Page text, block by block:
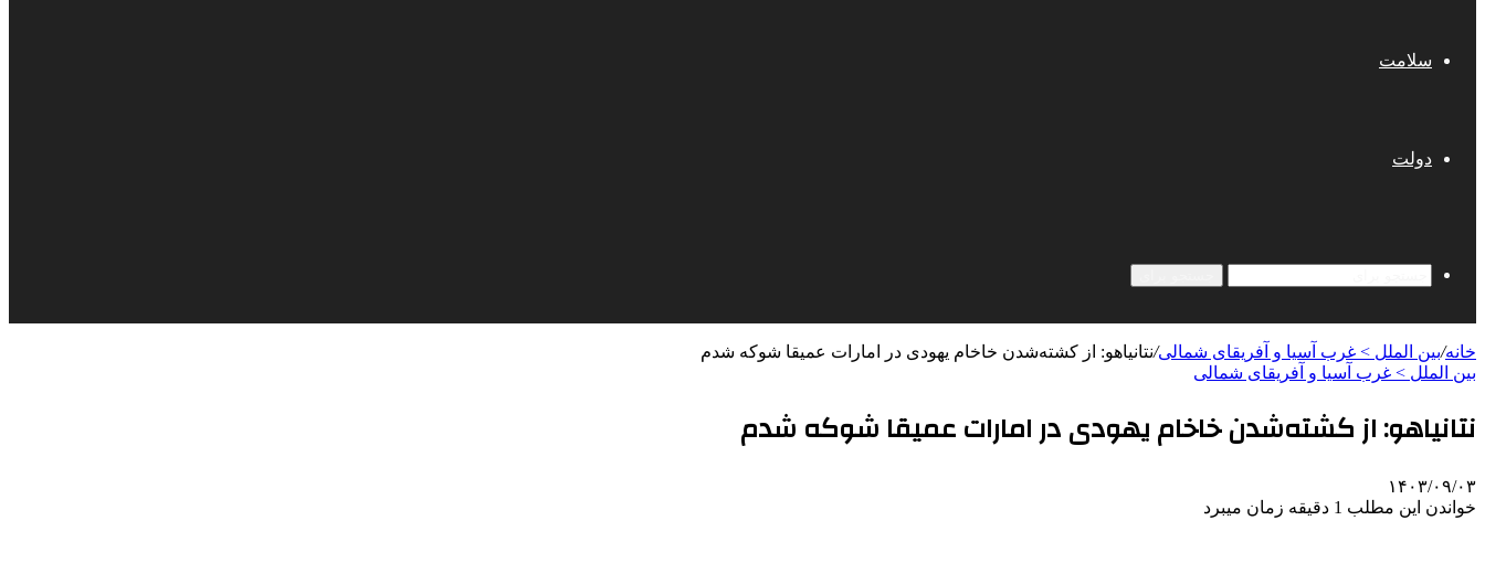
سلامت
دولت
خانه/بین الملل > غرب آسیا و آفریقای شمالی/نتانیاهو: از کشته‌شدن خاخام یهودی در امارات عمیقا شوکه شدم
بین الملل > غرب آسیا و آفریقای شمالی
نتانیاهو: از کشته‌شدن خاخام یهودی در امارات عمیقا شوکه شدم
۱۴۰۳/۰۹/۰۳
خواندن این مطلب 1 دقیقه زمان میبرد